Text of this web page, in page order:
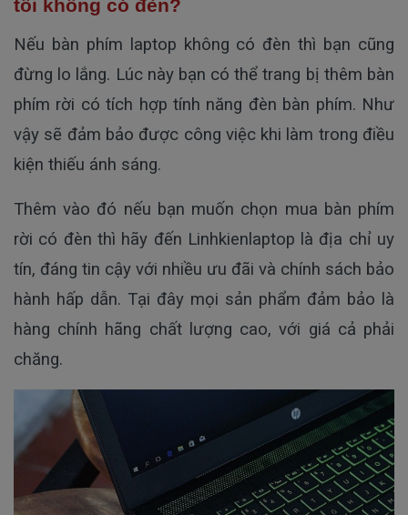
tôi không có đèn?
Nếu bàn phím laptop không có đèn thì bạn cũng
đừng lo lắng. Lúc này bạn có thể trang bị thêm bàn
phím rời có tích hợp tính năng đèn bàn phím. Như
vậy sẽ đảm bảo được công việc khi làm trong điều
kiện thiếu ánh sáng.
Thêm vào đó nếu bạn muốn chọn mua bàn phím
rời có đèn thì hãy đến Linhkienlaptop là địa chỉ uy
tín, đáng tin cậy với nhiều ưu đãi và chính sách bảo
hành hấp dẫn. Tại đây mọi sản phẩm đảm bảo là
hàng chính hãng chất lượng cao, với giá cả phải
chăng.